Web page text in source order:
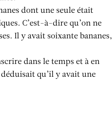
dont une seule était
C’est-à-dire qu’on ne
Il y avait soixante bananes,
dans le temps et à en
qu’il y avait une